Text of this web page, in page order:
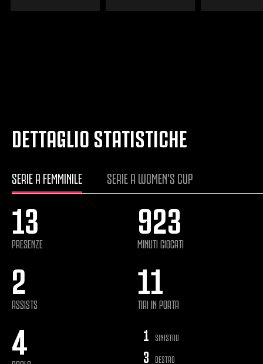
DETTAGLIO STATISTICHE
SERIE A FEMMINILE SERIE A WOMEN'S CUP
13
PRESENZE
923
MINUTI GIOCATI
2
ASSISTS
11
TIRI IN PORTA
4 1 SINISTRO
3 DESTRO